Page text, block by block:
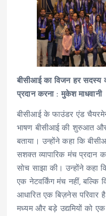
बीसीआई का विजन हर सदस्य
प्रदान करना : मुकेश माधवानी
बीसीआई के फाउंडर एंड
भाषण बीसीआई की शुरुआत और
बताया। उन्होंने कहा कि
सशक्त व्यापारिक मंच प्रदान
सोच साझा की। उन्होंने
एक नेटवर्किंग मंच नहीं, बल्कि
आधारित एक बिज़नेस परिवार
मध्यम और बड़े उद्यमियों को